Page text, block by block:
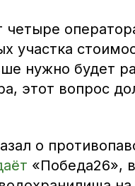
участка
нужно будет
этот вопрос
о
«Победа26»,